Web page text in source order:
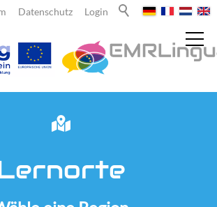
Login
Datenschutz